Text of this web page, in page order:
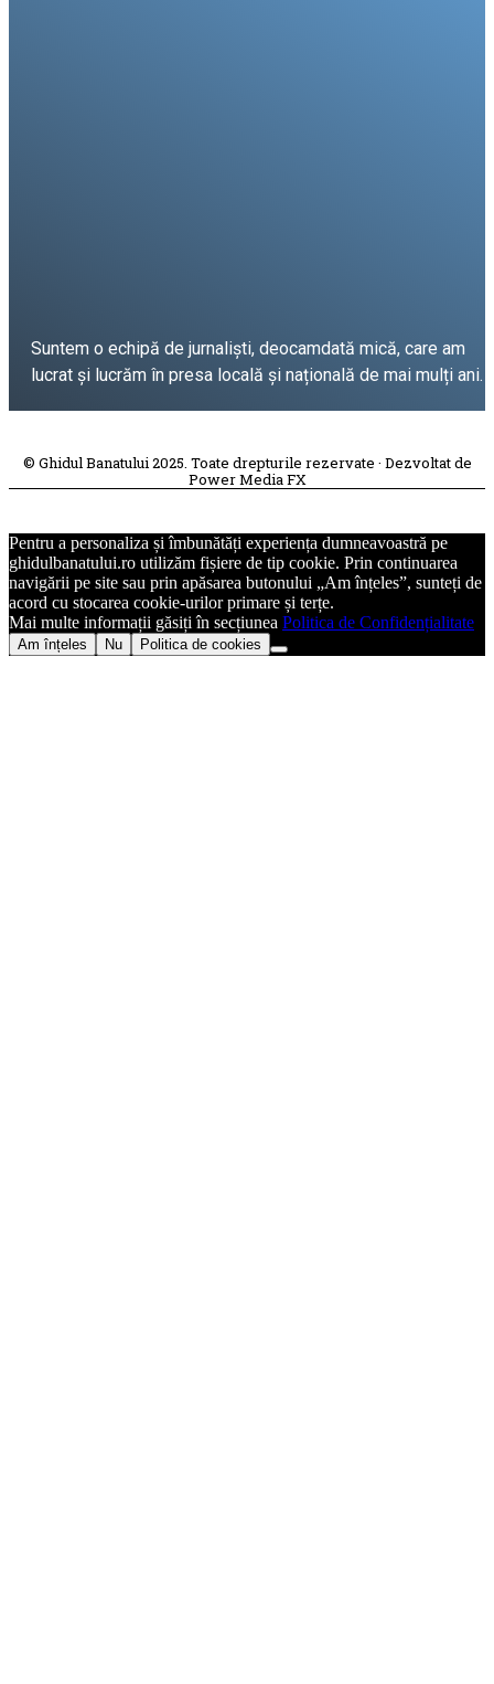
Suntem o echipă de jurnaliști, deocamdată mică, care am
lucrat și lucrăm în presa locală și națională de mai mulți ani.
© Ghidul Banatului 2025. Toate drepturile rezervate · Dezvoltat de
Power Media FX
Pentru a personaliza și îmbunătăți experiența dumneavoastră pe
ghidulbanatului.ro utilizăm fișiere de tip cookie. Prin continuarea
navigării pe site sau prin apăsarea butonului „Am înțeles”, sunteți de
acord cu stocarea cookie-urilor primare și terțe.
Mai multe informații găsiți în secțiunea Politica de Confidențialitate
Am înțeles Nu Politica de cookies